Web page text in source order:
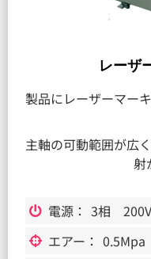
レーザ
製品にレーザーマー
主軸の可動範囲が広
射
電源： 3相 200V
エアー： 0.5Mpa